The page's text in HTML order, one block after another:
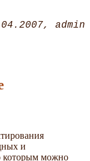
admin
и
которым можно